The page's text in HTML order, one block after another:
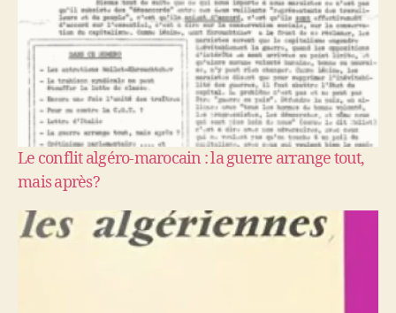
Le conflit algéro-marocain : la guerre arrange tout,
mais après?